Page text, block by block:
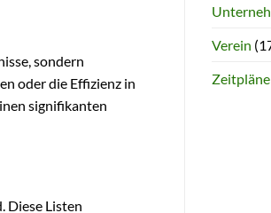
sondern
oder die Effizienz in
signifikanten
Diese Listen
Verein
Zeitpläne